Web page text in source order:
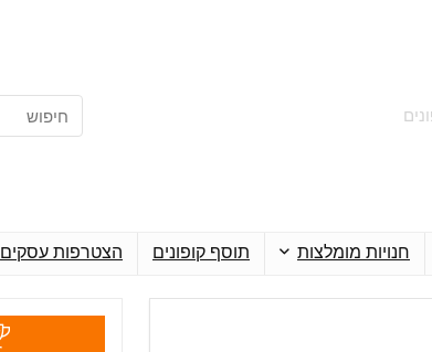
חנויות מומלצות תוסף קופונים הצטרפות עסקים